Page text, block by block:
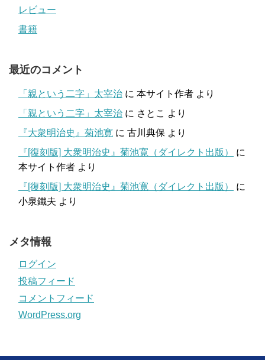
レビュー
書籍
最近のコメント
「親という二字」太宰治 に 本サイト作者 より
「親という二字」太宰治 に さとこ より
『大衆明治史』菊池寛 に 古川典保 より
『[復刻版] 大衆明治史』菊池寛（ダイレクト出版）
に
本サイト作者 より
『[復刻版] 大衆明治史』菊池寛（ダイレクト出版）
に
小泉鐵夫 より
メタ情報
ログイン
投稿フィード
コメントフィード
WordPress.org